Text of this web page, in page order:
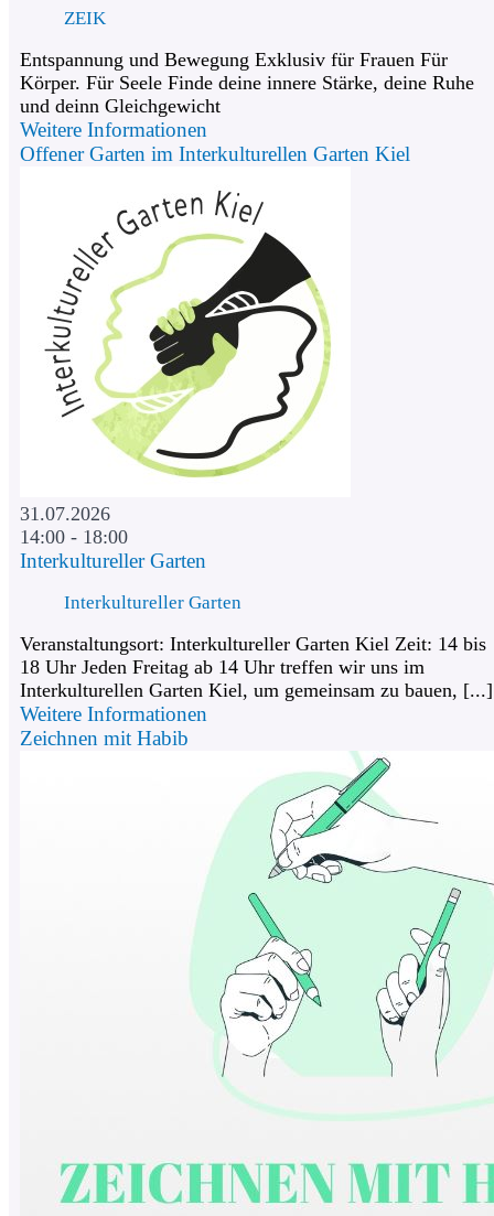
ZEIK
Entspannung und Bewegung Exklusiv für Frauen Für
Körper. Für Seele Finde deine innere Stärke, deine Ruhe
und deinn Gleichgewicht
Weitere Informationen
Offener Garten im Interkulturellen Garten Kiel
31.07.2026
14:00 - 18:00
Interkultureller Garten
Interkultureller Garten
Veranstaltungsort: Interkultureller Garten Kiel Zeit: 14 bis
18 Uhr Jeden Freitag ab 14 Uhr treffen wir uns im
Interkulturellen Garten Kiel, um gemeinsam zu bauen, [...]
Weitere Informationen
Zeichnen mit Habib